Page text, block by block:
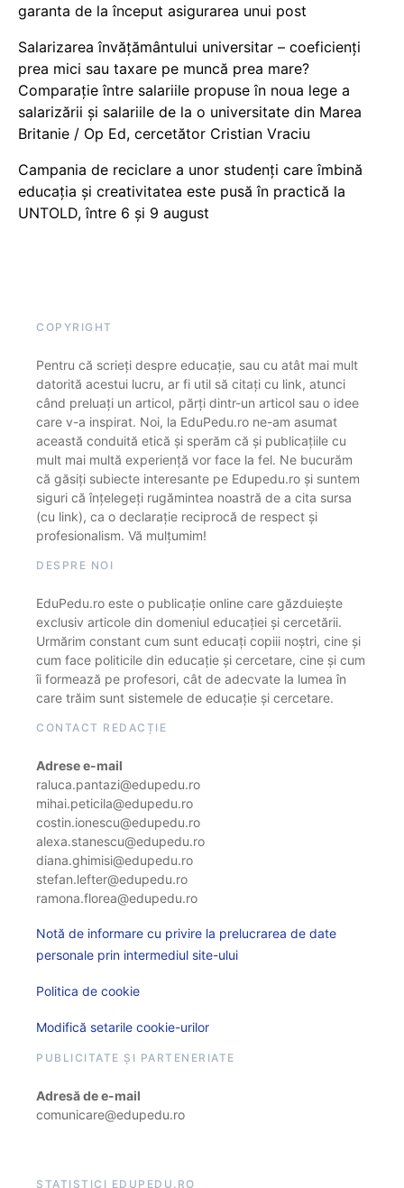
garanta de la început asigurarea unui post
Salarizarea învățământului universitar – coeficienți
prea mici sau taxare pe muncă prea mare?
Comparație între salariile propuse în noua lege a
salarizării și salariile de la o universitate din Marea
Britanie / Op Ed, cercetător Cristian Vraciu
Campania de reciclare a unor studenți care îmbină
educația și creativitatea este pusă în practică la
UNTOLD, între 6 și 9 august
COPYRIGHT
Pentru că scrieți despre educație, sau cu atât mai mult
datorită acestui lucru, ar fi util să citați cu link, atunci
când preluați un articol, părți dintr-un articol sau o idee
care v-a inspirat. Noi, la EduPedu.ro ne-am asumat
această conduită etică și sperăm că și publicațiile cu
mult mai multă experiență vor face la fel. Ne bucurăm
că găsiți subiecte interesante pe Edupedu.ro și suntem
siguri că înțelegeți rugămintea noastră de a cita sursa
(cu link), ca o declarație reciprocă de respect și
profesionalism. Vă mulțumim!
DESPRE NOI
EduPedu.ro este o publicație online care găzduiește
exclusiv articole din domeniul educației și cercetării.
Urmărim constant cum sunt educați copiii noștri, cine și
cum face politicile din educație și cercetare, cine și cum
îi formează pe profesori, cât de adecvate la lumea în
care trăim sunt sistemele de educație și cercetare.
CONTACT REDACȚIE
Adrese e-mail
raluca.pantazi@edupedu.ro
mihai.peticila@edupedu.ro
costin.ionescu@edupedu.ro
alexa.stanescu@edupedu.ro
diana.ghimisi@edupedu.ro
stefan.lefter@edupedu.ro
ramona.florea@edupedu.ro
Notă de informare cu privire la prelucrarea de date
personale prin intermediul site-ului
Politica de cookie
Modifică setarile cookie-urilor
PUBLICITATE ȘI PARTENERIATE
Adresă de e-mail
comunicare@edupedu.ro
STATISTICI EDUPEDU.RO